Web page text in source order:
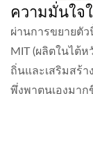
ความมั่นใจ
ผ่านการขยายตัว
MIT (ผลิตในไต้
ถิ่นและเสริมสร้
พึ่งพาตนเองมาก